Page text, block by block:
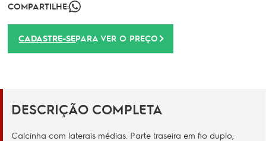
COMPARTILHE:
CADASTRE-SEPARA VER O PREÇO
DESCRIÇÃO COMPLETA
Calcinha com laterais médias. Parte traseira em fio duplo,